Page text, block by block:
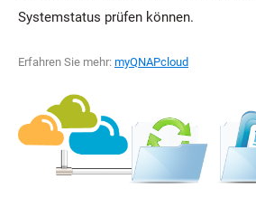
Systemstatus prüfen können.
Erfahren Sie mehr: myQNAPcloud